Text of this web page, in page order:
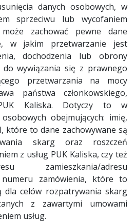
danych osobowych, w
sprzeciwu lub wycofaniem
zachować pewne dane
w jakim przetwarzanie jest
dochodzenia lub obrony
wywiązania się z prawnego
przetwarzania na mocy
państwa członkowskiego,
Kaliska. Dotyczy to w
obejmujących: imię,
które to dane zachowywane są
skarg oraz roszczeń
z usług PUK Kaliska, czy też
zamieszkania/adresu
numeru zamówienia, które to
dla celów rozpatrywania skarg
z zawartymi umowami
usług.